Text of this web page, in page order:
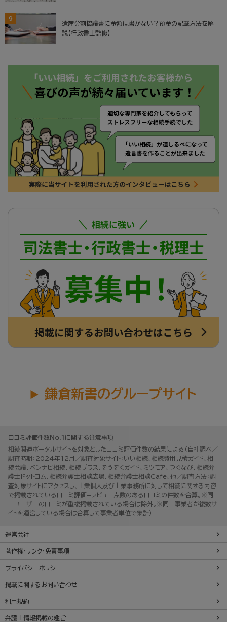
9
遺産分割協議書に金額は書かない？預金の記載方法を解
説【行政書士監修】
鎌倉新書のグループサイト
口コミ評価件数No.1に関する注意事項
相続関連ポータルサイトを対象とした口コミ評価件数の結果による（自社調べ／
調査時期：2024年12月／調査対象サイト：いい相続、相続費用見積ガイド、相
続会議、ベンナビ相続、相続プラス、そうぞくガイド、ミツモア、つぐなび、相続弁
護士ドットコム、相続弁護士相談広場、相続弁護士相談Cafe、他／調査方法：調
査対象サイトにアクセスし、士業個人及び士業事務所に対して相続に関する内容
で掲載されている口コミ評価=レビュー点数のある口コミの件数を合算。※同
一ユーザーの口コミが重複掲載されている場合は除外。※同一事業者が複数サ
イトを運営している場合は合算して事業者単位で集計）
運営会社
著作権・リンク・免責事項
プライバシーポリシー
掲載に関するお問い合わせ
利用規約
弁護士情報掲載の趣旨